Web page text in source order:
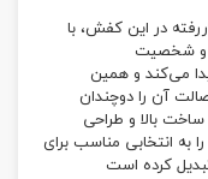
در این کفش، با
و شخصیت
می‌کند و همین
آن را دوچندان
بالا و طراحی
به انتخابی مناسب برای
کرده است